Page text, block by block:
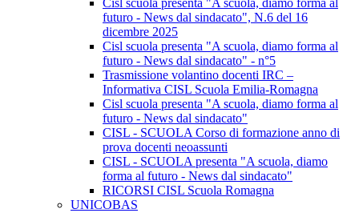
Cisl scuola presenta "A scuola, diamo forma al
futuro - News dal sindacato", N.6 del 16
dicembre 2025
Cisl scuola presenta "A scuola, diamo forma al
futuro - News dal sindacato" - n°5
Trasmissione volantino docenti IRC –
Informativa CISL Scuola Emilia-Romagna
Cisl scuola presenta "A scuola, diamo forma al
futuro - News dal sindacato"
CISL - SCUOLA Corso di formazione anno di
prova docenti neoassunti
CISL - SCUOLA presenta "A scuola, diamo
forma al futuro - News dal sindacato"
RICORSI CISL Scuola Romagna
UNICOBAS